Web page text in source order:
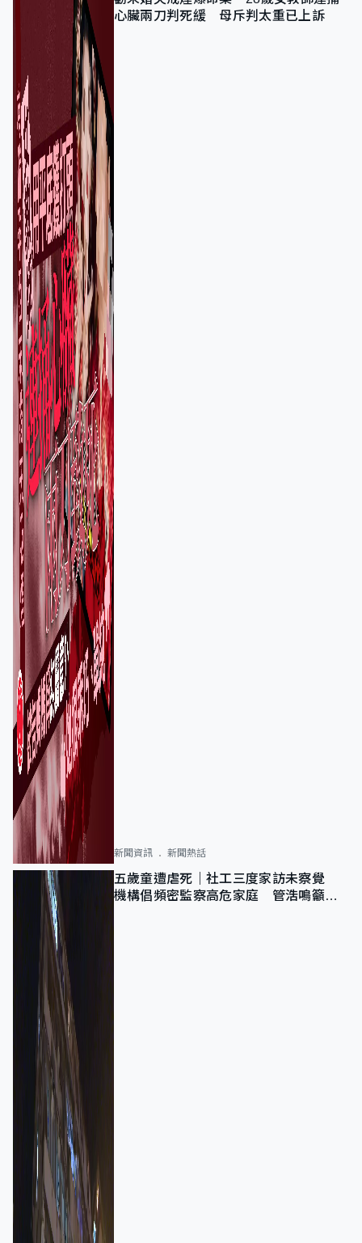
心臟兩刀判死緩 母斥判太重已上訴
新聞資訊 新聞熱話
五歲童遭虐死｜社工三度家訪未察覺
機構倡頻密監察高危家庭 管浩鳴籲加